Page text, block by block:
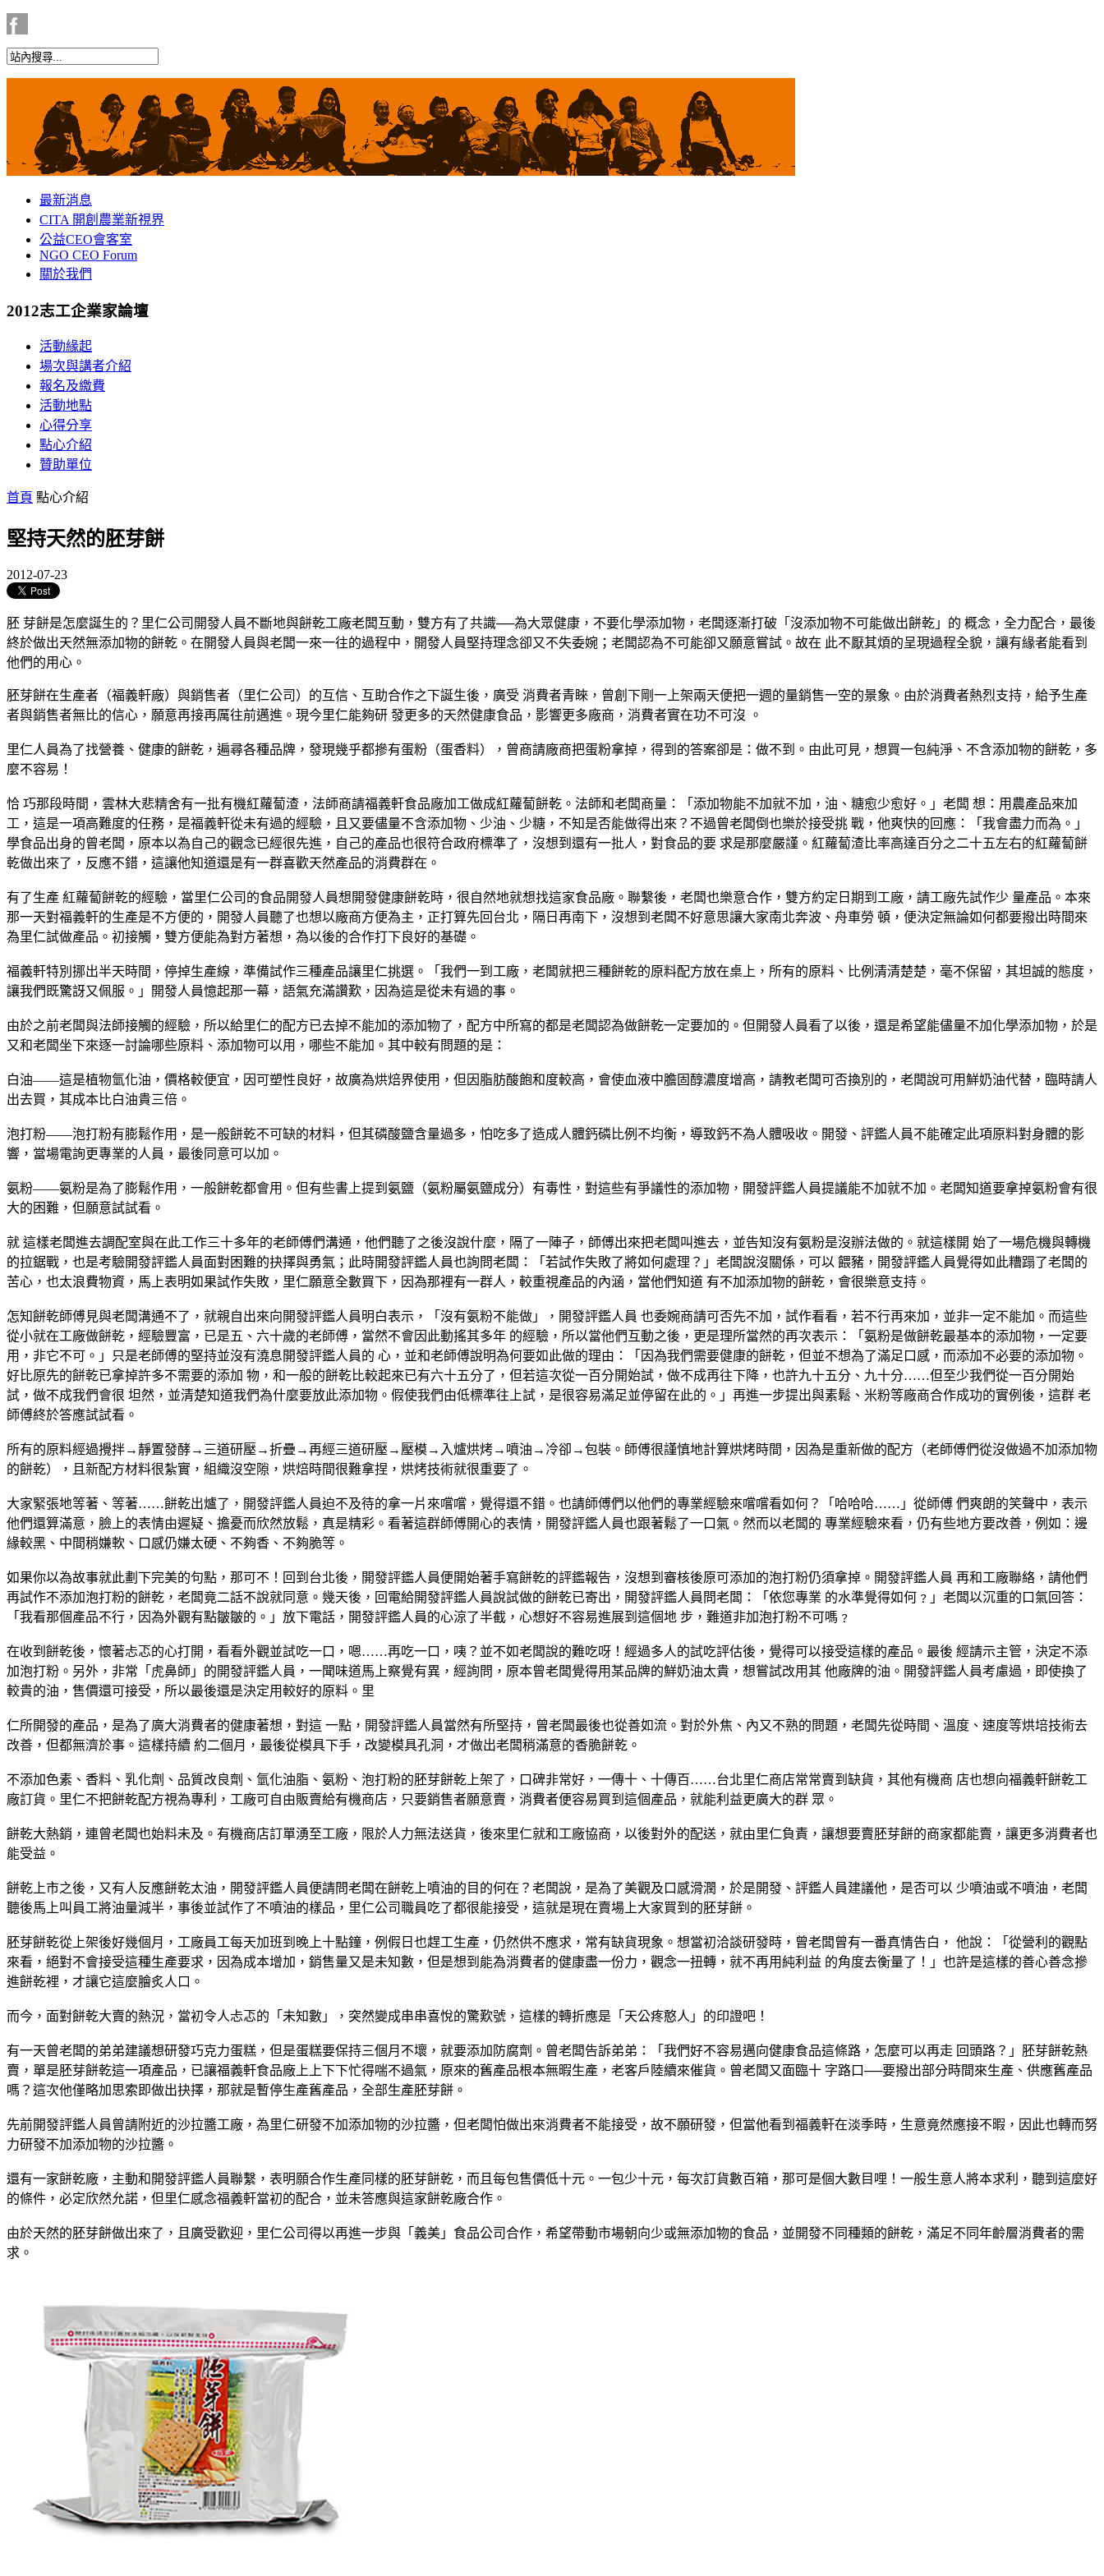
最新消息
CITA 開創農業新視界
公益CEO會客室
NGO CEO Forum
關於我們
2012志工企業家論壇
活動緣起
場次與講者介紹
報名及繳費
活動地點
心得分享
點心介紹
贊助單位
首頁 點心介紹
堅持天然的胚芽餅
2012-07-23
胚 芽餅是怎麼誕生的？里仁公司開發人員不斷地與餅乾工廠老闆互動，雙方有了共識──為大眾健康，不要化學添加物，老闆逐漸打破「沒添加物不可能做出餅乾」的 概念，全力配合，最後
終於做出天然無添加物的餅乾。在開發人員與老闆一來一往的過程中，開發人員堅持理念卻又不失委婉；老闆認為不可能卻又願意嘗試。故在 此不厭其煩的呈現過程全貌，讓有緣者能看到
他們的用心。
胚芽餅在生產者（福義軒廠）與銷售者（里仁公司）的互信、互助合作之下誕生後，廣受 消費者青睞，曾創下剛一上架兩天便把一週的量銷售一空的景象。由於消費者熱烈支持，給予生產
者與銷售者無比的信心，願意再接再厲往前邁進。現今里仁能夠研 發更多的天然健康食品，影響更多廠商，消費者實在功不可沒 。
里仁人員為了找營養、健康的餅乾，遍尋各種品牌，發現幾乎都摻有蛋粉（蛋香料），曾商請廠商把蛋粉拿掉，得到的答案卻是：做不到。由此可見，想買一包純淨、不含添加物的餅乾，多
麼不容易！
恰 巧那段時間，雲林大悲精舍有一批有機紅蘿蔔渣，法師商請福義軒食品廠加工做成紅蘿蔔餅乾。法師和老闆商量：「添加物能不加就不加，油、糖愈少愈好。」老闆 想：用農產品來加
工，這是一項高難度的任務，是福義軒從未有過的經驗，且又要儘量不含添加物、少油、少糖，不知是否能做得出來？不過曾老闆倒也樂於接受挑 戰，他爽快的回應：「我會盡力而為。」
學食品出身的曾老闆，原本以為自己的觀念已經很先進，自己的產品也很符合政府標準了，沒想到還有一批人，對食品的要 求是那麼嚴謹。紅蘿蔔渣比率高達百分之二十五左右的紅蘿蔔餅
乾做出來了，反應不錯，這讓他知道還是有一群喜歡天然產品的消費群在。
有了生產 紅蘿蔔餅乾的經驗，當里仁公司的食品開發人員想開發健康餅乾時，很自然地就想找這家食品廠。聯繫後，老闆也樂意合作，雙方約定日期到工廠，請工廠先試作少 量產品。本來
那一天對福義軒的生產是不方便的，開發人員聽了也想以廠商方便為主，正打算先回台北，隔日再南下，沒想到老闆不好意思讓大家南北奔波、舟車勞 頓，便決定無論如何都要撥出時間來
為里仁試做產品。初接觸，雙方便能為對方著想，為以後的合作打下良好的基礎。
福義軒特別挪出半天時間，停掉生產線，準備試作三種產品讓里仁挑選。「我們一到工廠，老闆就把三種餅乾的原料配方放在桌上，所有的原料、比例清清楚楚，毫不保留，其坦誠的態度，
讓我們既驚訝又佩服。」開發人員憶起那一幕，語氣充滿讚歎，因為這是從未有過的事。
由於之前老闆與法師接觸的經驗，所以給里仁的配方已去掉不能加的添加物了，配方中所寫的都是老闆認為做餅乾一定要加的。但開發人員看了以後，還是希望能儘量不加化學添加物，於是
又和老闆坐下來逐一討論哪些原料、添加物可以用，哪些不能加。其中較有問題的是：
白油——這是植物氫化油，價格較便宜，因可塑性良好，故廣為烘焙界使用，但因脂肪酸飽和度較高，會使血液中膽固醇濃度增高，請教老闆可否換別的，老闆說可用鮮奶油代替，臨時請人
出去買，其成本比白油貴三倍。
泡打粉——泡打粉有膨鬆作用，是一般餅乾不可缺的材料，但其磷酸鹽含量過多，怕吃多了造成人體鈣磷比例不均衡，導致鈣不為人體吸收。開發、評鑑人員不能確定此項原料對身體的影
響，當場電詢更專業的人員，最後同意可以加。
氨粉——氨粉是為了膨鬆作用，一般餅乾都會用。但有些書上提到氨鹽（氨粉屬氨鹽成分）有毒性，對這些有爭議性的添加物，開發評鑑人員提議能不加就不加。老闆知道要拿掉氨粉會有很
大的困難，但願意試試看。
就 這樣老闆進去調配室與在此工作三十多年的老師傅們溝通，他們聽了之後沒說什麼，隔了一陣子，師傅出來把老闆叫進去，並告知沒有氨粉是沒辦法做的。就這樣開 始了一場危機與轉機
的拉鋸戰，也是考驗開發評鑑人員面對困難的抉擇與勇氣；此時開發評鑑人員也詢問老闆：「若試作失敗了將如何處理？」老闆說沒關係，可以 餵豬，開發評鑑人員覺得如此糟蹋了老闆的
苦心，也太浪費物資，馬上表明如果試作失敗，里仁願意全數買下，因為那裡有一群人，較重視產品的內涵，當他們知道 有不加添加物的餅乾，會很樂意支持。
怎知餅乾師傅見與老闆溝通不了，就親自出來向開發評鑑人員明白表示，「沒有氨粉不能做」，開發評鑑人員 也委婉商請可否先不加，試作看看，若不行再來加，並非一定不能加。而這些
從小就在工廠做餅乾，經驗豐富，已是五、六十歲的老師傅，當然不會因此動搖其多年 的經驗，所以當他們互動之後，更是理所當然的再次表示：「氨粉是做餅乾最基本的添加物，一定要
用，非它不可。」只是老師傅的堅持並沒有澆息開發評鑑人員的 心，並和老師傅說明為何要如此做的理由：「因為我們需要健康的餅乾，但並不想為了滿足口感，而添加不必要的添加物。
好比原先的餅乾已拿掉許多不需要的添加 物，和一般的餅乾比較起來已有六十五分了，但若這次從一百分開始試，做不成再往下降，也許九十五分、九十分……但至少我們從一百分開始
試，做不成我們會很 坦然，並清楚知道我們為什麼要放此添加物。假使我們由低標準往上試，是很容易滿足並停留在此的。」再進一步提出與素鬆、米粉等廠商合作成功的實例後，這群 老
師傅終於答應試試看。
所有的原料經過攪拌→靜置發酵→三道研壓→折疊→再經三道研壓→壓模→入爐烘烤→噴油→冷卻→包裝。師傅很謹慎地計算烘烤時間，因為是重新做的配方（老師傅們從沒做過不加添加物
的餅乾），且新配方材料很紮實，組織沒空隙，烘焙時間很難拿捏，烘烤技術就很重要了。
大家緊張地等著、等著……餅乾出爐了，開發評鑑人員迫不及待的拿一片來嚐嚐，覺得還不錯。也請師傅們以他們的專業經驗來嚐嚐看如何？「哈哈哈……」從師傅 們爽朗的笑聲中，表示
他們還算滿意，臉上的表情由遲疑、擔憂而欣然放鬆，真是精彩。看著這群師傅開心的表情，開發評鑑人員也跟著鬆了一口氣。然而以老闆的 專業經驗來看，仍有些地方要改善，例如：邊
緣較黑、中間稍嫌軟、口感仍嫌太硬、不夠香、不夠脆等。
如果你以為故事就此劃下完美的句點，那可不！回到台北後，開發評鑑人員便開始著手寫餅乾的評鑑報告，沒想到審核後原可添加的泡打粉仍須拿掉。開發評鑑人員 再和工廠聯絡，請他們
再試作不添加泡打粉的餅乾，老闆竟二話不說就同意。幾天後，回電給開發評鑑人員說試做的餅乾已寄出，開發評鑑人員問老闆：「依您專業 的水準覺得如何﹖」老闆以沉重的口氣回答：
「我看那個產品不行，因為外觀有點皺皺的。」放下電話，開發評鑑人員的心涼了半截，心想好不容易進展到這個地 步，難道非加泡打粉不可嗎﹖
在收到餅乾後，懷著忐忑的心打開，看看外觀並試吃一口，嗯……再吃一口，咦？並不如老闆說的難吃呀！經過多人的試吃評估後，覺得可以接受這樣的產品。最後 經請示主管，決定不添
加泡打粉。另外，非常「虎鼻師」的開發評鑑人員，一聞味道馬上察覺有異，經詢問，原本曾老闆覺得用某品牌的鮮奶油太貴，想嘗試改用其 他廠牌的油。開發評鑑人員考慮過，即使換了
較貴的油，售價還可接受，所以最後還是決定用較好的原料。里
仁所開發的產品，是為了廣大消費者的健康著想，對這 一點，開發評鑑人員當然有所堅持，曾老闆最後也從善如流。對於外焦、內又不熟的問題，老闆先從時間、溫度、速度等烘培技術去
改善，但都無濟於事。這樣持續 約二個月，最後從模具下手，改變模具孔洞，才做出老闆稍滿意的香脆餅乾。
不添加色素、香料、乳化劑、品質改良劑、氫化油脂、氨粉、泡打粉的胚芽餅乾上架了，口碑非常好，一傳十、十傳百……台北里仁商店常常賣到缺貨，其他有機商 店也想向福義軒餅乾工
廠訂貨。里仁不把餅乾配方視為專利，工廠可自由販賣給有機商店，只要銷售者願意賣，消費者便容易買到這個產品，就能利益更廣大的群 眾。
餅乾大熱銷，連曾老闆也始料未及。有機商店訂單湧至工廠，限於人力無法送貨，後來里仁就和工廠協商，以後對外的配送，就由里仁負責，讓想要賣胚芽餅的商家都能賣，讓更多消費者也
能受益。
餅乾上市之後，又有人反應餅乾太油，開發評鑑人員便請問老闆在餅乾上噴油的目的何在？老闆說，是為了美觀及口感滑潤，於是開發、評鑑人員建議他，是否可以 少噴油或不噴油，老闆
聽後馬上叫員工將油量減半，事後並試作了不噴油的樣品，里仁公司職員吃了都很能接受，這就是現在賣場上大家買到的胚芽餅。
胚芽餅乾從上架後好幾個月，工廠員工每天加班到晚上十點鐘，例假日也趕工生產，仍然供不應求，常有缺貨現象。想當初洽談研發時，曾老闆曾有一番真情告白， 他說：「從營利的觀點
來看，絕對不會接受這種生產要求，因為成本增加，銷售量又是未知數，但是想到能為消費者的健康盡一份力，觀念一扭轉，就不再用純利益 的角度去衡量了！」也許是這樣的善心善念摻
進餅乾裡，才讓它這麼膾炙人口。
而今，面對餅乾大賣的熱況，當初令人忐忑的「未知數」，突然變成串串喜悅的驚歎號，這樣的轉折應是「天公疼憨人」的印證吧！
有一天曾老闆的弟弟建議想研發巧克力蛋糕，但是蛋糕要保持三個月不壞，就要添加防腐劑。曾老闆告訴弟弟：「我們好不容易邁向健康食品這條路，怎麼可以再走 回頭路？」胚芽餅乾熱
賣，單是胚芽餅乾這一項產品，已讓福義軒食品廠上上下下忙得喘不過氣，原來的舊產品根本無暇生產，老客戶陸續來催貨。曾老闆又面臨十 字路口──要撥出部分時間來生產、供應舊產品
嗎？這次他僅略加思索即做出抉擇，那就是暫停生產舊產品，全部生產胚芽餅。
先前開發評鑑人員曾請附近的沙拉醬工廠，為里仁研發不加添加物的沙拉醬，但老闆怕做出來消費者不能接受，故不願研發，但當他看到福義軒在淡季時，生意竟然應接不暇，因此也轉而努
力研發不加添加物的沙拉醬。
還有一家餅乾廠，主動和開發評鑑人員聯繫，表明願合作生產同樣的胚芽餅乾，而且每包售價低十元。一包少十元，每次訂貨數百箱，那可是個大數目哩！一般生意人將本求利，聽到這麼好
的條件，必定欣然允諾，但里仁感念福義軒當初的配合，並未答應與這家餅乾廠合作。
由於天然的胚芽餅做出來了，且廣受歡迎，里仁公司得以再進一步與「義美」食品公司合作，希望帶動市場朝向少或無添加物的食品，並開發不同種類的餅乾，滿足不同年齡層消費者的需
求。